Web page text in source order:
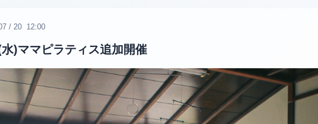
/ 20 12:00
)ママピラティス追加開催